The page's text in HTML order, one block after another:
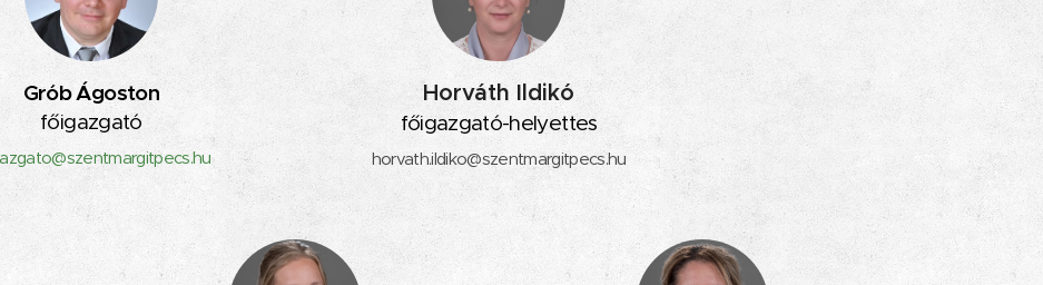
Grób Ágoston
főigazgató
Horváth Ildikó
főigazgató-helyettes
horvath.ildiko@szentmargitpecs.hu